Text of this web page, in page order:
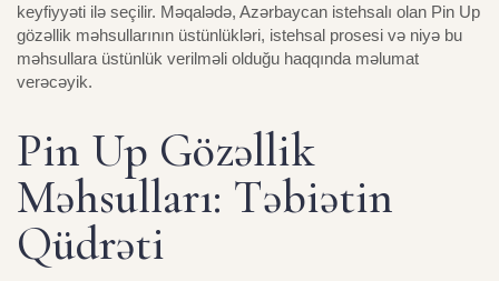
Type and hit enter
keyfiyyəti ilə seçilir. Məqalədə, Azərbaycan istehsalı olan Pin Up
gözəllik məhsullarının üstünlükləri, istehsal prosesi və niyə bu
məhsullara üstünlük verilməli olduğu haqqında məlumat
verəcəyik.
Pin Up Gözəllik
Məhsulları: Təbiətin
Qüdrəti